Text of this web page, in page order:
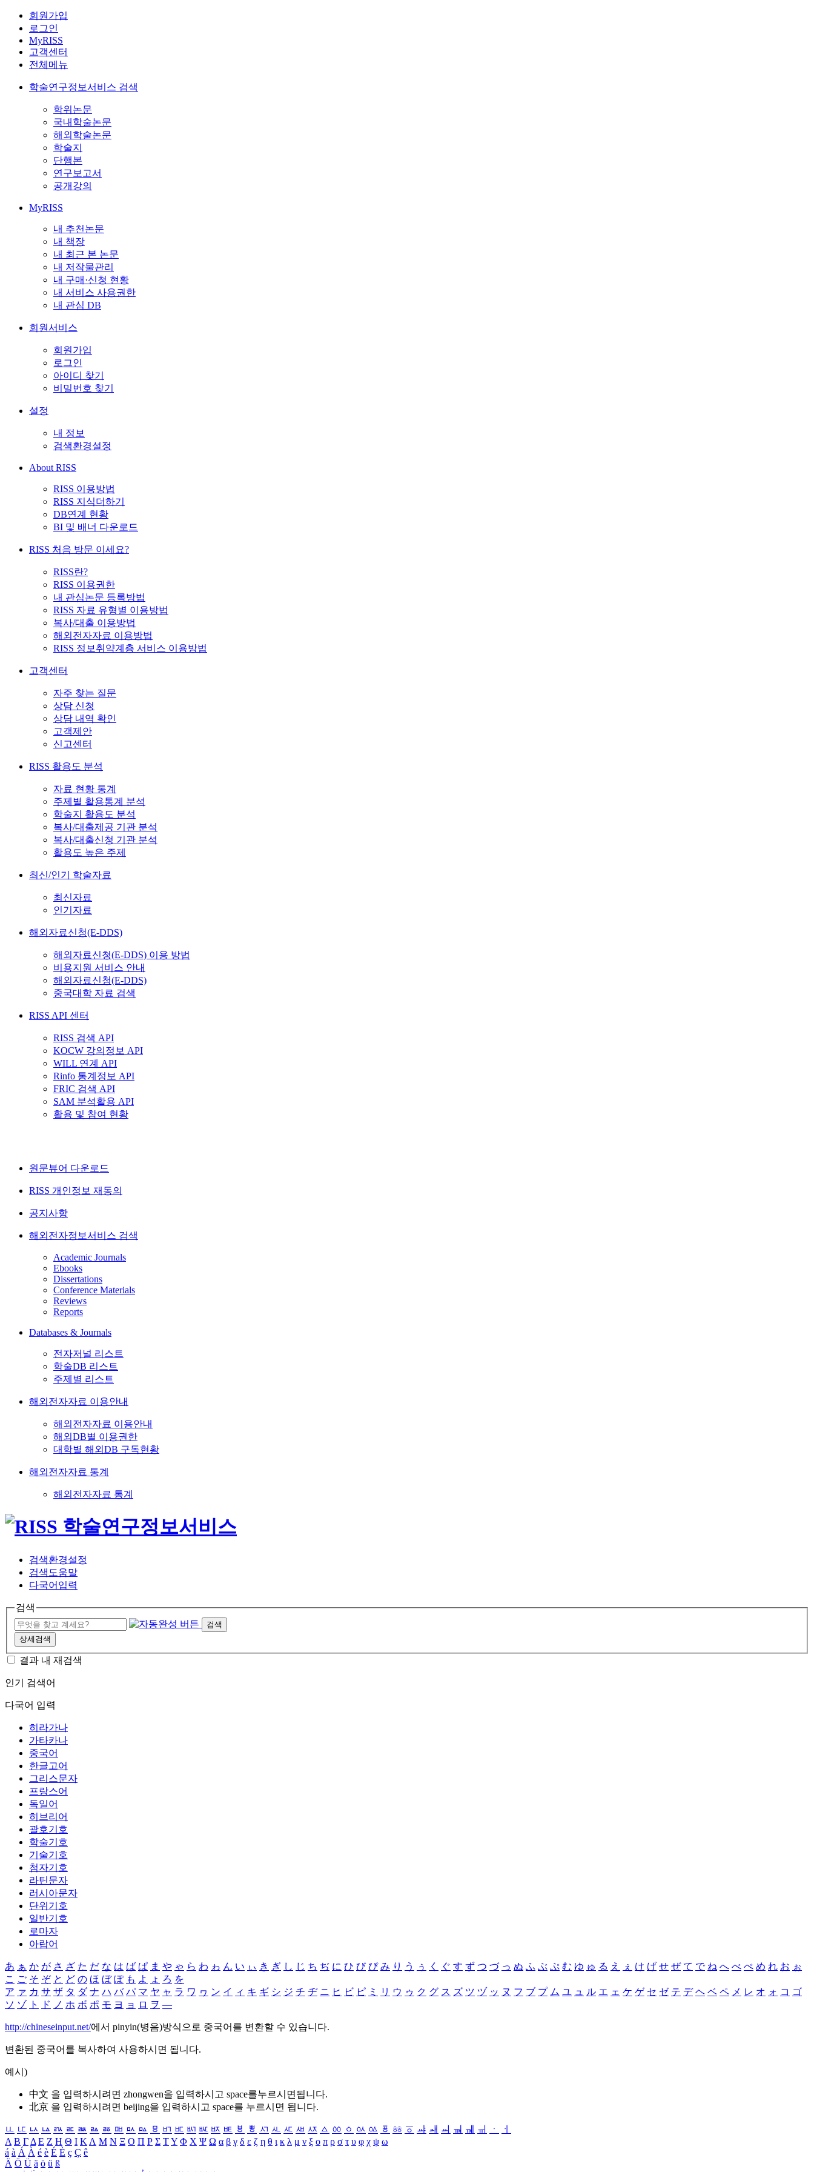
회원가입
로그인
MyRISS
고객센터
전체메뉴
학술연구정보서비스 검색
학위논문
국내학술논문
해외학술논문
학술지
단행본
연구보고서
공개강의
MyRISS
내 추천논문
내 책장
내 최근 본 논문
내 저작물관리
내 구매·신청 현황
내 서비스 사용권한
내 관심 DB
회원서비스
회원가입
로그인
아이디 찾기
비밀번호 찾기
설정
내 정보
검색환경설정
About RISS
RISS 이용방법
RISS 지식더하기
DB연계 현황
BI 및 배너 다운로드
RISS 처음 방문 이세요?
RISS란?
RISS 이용권한
내 관심논문 등록방법
RISS 자료 유형별 이용방법
복사/대출 이용방법
해외전자자료 이용방법
RISS 정보취약계층 서비스 이용방법
고객센터
자주 찾는 질문
상담 신청
상담 내역 확인
고객제안
신고센터
RISS 활용도 분석
자료 현황 통계
주제별 활용통계 분석
학술지 활용도 분석
복사/대출제공 기관 분석
복사/대출신청 기관 분석
활용도 높은 주제
최신/인기 학술자료
최신자료
인기자료
해외자료신청(E-DDS)
해외자료신청(E-DDS) 이용 방법
비용지원 서비스 안내
해외자료신청(E-DDS)
중국대학 자료 검색
RISS API 센터
RISS 검색 API
KOCW 강의정보 API
WILL 연계 API
Rinfo 통계정보 API
FRIC 검색 API
SAM 분석활용 API
활용 및 참여 현황
원문뷰어 다운로드
RISS 개인정보 재동의
공지사항
해외전자정보서비스 검색
Academic Journals
Ebooks
Dissertations
Conference Materials
Reviews
Reports
Databases & Journals
전자저널 리스트
학술DB 리스트
주제별 리스트
해외전자자료 이용안내
해외전자자료 이용안내
해외DB별 이용권한
대학별 해외DB 구독현황
해외전자자료 통계
해외전자자료 통계
검색환경설정
검색도움말
다국어입력
검색
검색
상세검색
결과 내 재검색
인기 검색어
다국어 입력
히라가나
가타카나
중국어
한글고어
그리스문자
프랑스어
독일어
히브리어
괄호기호
학술기호
기술기호
첨자기호
라틴문자
러시아문자
단위기호
일반기호
로마자
아랍어
あ ぁ か が さ ざ た だ な は ば ぱ ま や ゃ ら わ ゎ ん い ぃ き ぎ し じ ち ぢ に ひ び ぴ み り う ぅ く ぐ す ず つ づ っ ぬ ふ ぶ ぷ む ゆ ゅ る え ぇ け げ せ ぜ て で ね へ べ ぺ め れ お ぉ
こ ご そ ぞ と ど の ほ ぼ ぽ も よ ょ ろ を
ア ァ カ サ ザ タ ダ ナ ハ バ パ マ ヤ ャ ラ ワ ヮ ン イ ィ キ ギ シ ジ チ ヂ ニ ヒ ビ ピ ミ リ ウ ゥ ク グ ス ズ ツ ヅ ッ ヌ フ ブ プ ム ユ ュ ル エ ェ ケ ゲ セ ゼ テ デ ヘ ベ ペ メ レ オ ォ コ ゴ
ソ ゾ ト ド ノ ホ ボ ポ モ ヨ ョ ロ ヲ ―
http://chineseinput.net/에서 pinyin(병음)방식으로 중국어를 변환할 수 있습니다.
변환된 중국어를 복사하여 사용하시면 됩니다.
예시)
中文 을 입력하시려면 zhongwen을 입력하시고 space를누르시면됩니다.
北京 을 입력하시려면 beijing을 입력하시고 space를 누르시면 됩니다.
ㅥ ㅦ ㅧ ㅨ ㅩ ㅪ ㅫ ㅬ ㅭ ㅮ ㅯ ㅰ ㅱ ㅲ ㅳ ㅴ ㅵ ㅶ ㅷ ㅸ ㅹ ㅺ ㅻ ㅼ ㅽ ㅾ ㅿ ㆀ ㆁ ㆂ ㆃ ㆄ ㆅ ㆆ ㆇ ㆈ ㆉ ㆊ ㆋ ㆌ ㆍ
ㆎ
Α Β ΓΔ Ε Ζ Η Θ Ι ΚΛ Μ Ν Ξ Ο Π Ρ Σ ΤΥ Φ Χ Ψ Ω α β γ δ ε ζ η θ ι κ λ μ ν ξ ο π ρ σ τ υ φ χ ψ ω
á à Á À é è É È ç Ç ê
Ä Ö Ü ä ö ü ß